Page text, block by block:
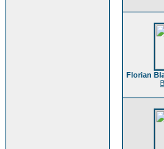
Florian